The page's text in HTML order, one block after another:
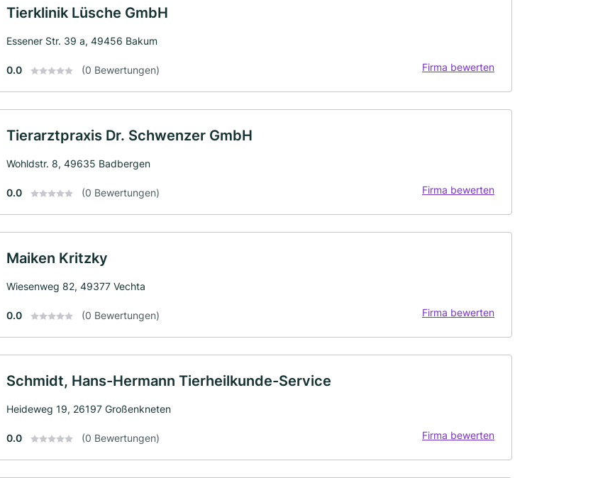
Tierklinik Lüsche GmbH
Essener Str. 39 a, 49456 Bakum
0.0 (0 Bewertungen) Firma bewerten
Tierarztpraxis Dr. Schwenzer GmbH
Wohldstr. 8, 49635 Badbergen
0.0 (0 Bewertungen) Firma bewerten
Maiken Kritzky
Wiesenweg 82, 49377 Vechta
0.0 (0 Bewertungen) Firma bewerten
Schmidt, Hans-Hermann Tierheilkunde-Service
Heideweg 19, 26197 Großenkneten
0.0 (0 Bewertungen) Firma bewerten